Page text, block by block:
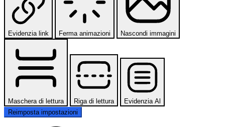
Evidenzia link Ferma animazioni Nascondi immagini
Maschera di lettura Riga di lettura
Evidenzia Al
Reimposta impostazioni